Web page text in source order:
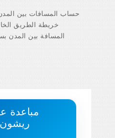
حساب المسافات بين
خريطة الطريق
المسافة بين المدن
مباعدة